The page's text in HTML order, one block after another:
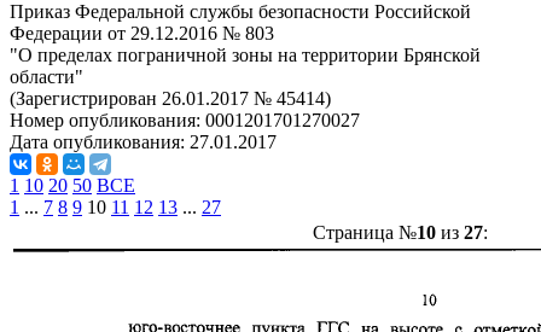
Приказ Федеральной службы безопасности Российской
Федерации от 29.12.2016 № 803
"О пределах пограничной зоны на территории Брянской
области"
(Зарегистрирован 26.01.2017 № 45414)
Номер опубликования: 0001201701270027
Дата опубликования: 27.01.2017
1 10 20 50 ВСЕ
1 ... 7 8 9 10 11 12 13 ... 27
Страница №10из 27: